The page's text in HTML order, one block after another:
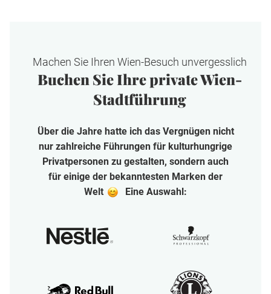
Machen Sie Ihren Wien-Besuch unvergesslich
Buchen Sie Ihre private Wien-
Stadtführung
Über die Jahre hatte ich das Vergnügen nicht
nur zahlreiche Führungen für kulturhungrige
Privatpersonen zu gestalten, sondern auch
für einige der bekanntesten Marken der
Welt oo Eine Auswahl: